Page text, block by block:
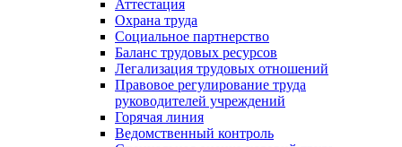
Аттестация
Охрана труда
Социальное партнерство
Баланс трудовых ресурсов
Легализация трудовых отношений
Правовое регулирование труда
руководителей учреждений
Горячая линия
Ведомственный контроль